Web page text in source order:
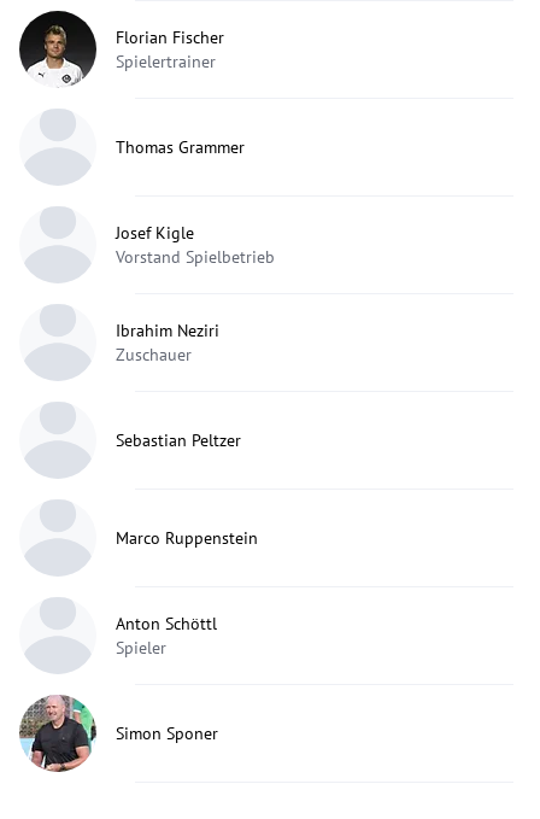
Florian Fischer
Spielertrainer
Thomas Grammer
Josef Kigle
Vorstand Spielbetrieb
Ibrahim Neziri
Zuschauer
Sebastian Peltzer
Marco Ruppenstein
Anton Schöttl
Spieler
Simon Sponer